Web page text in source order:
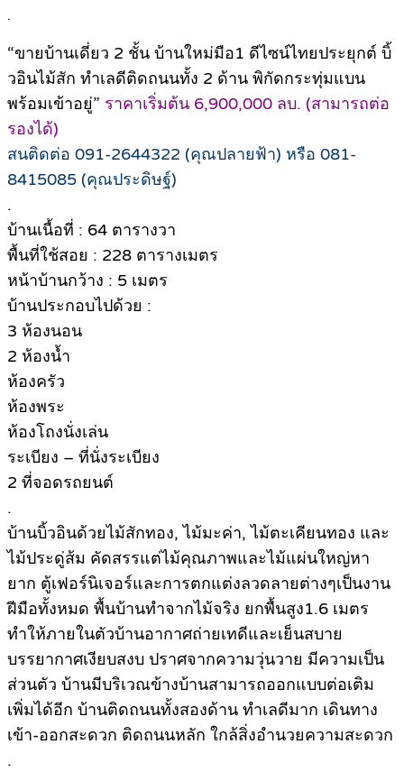
.
“ขายบ้านเดี่ยว 2 ชั้น บ้านใหม่มือ1 ดีไซน์ไทยประยุกต์ บิ้
วอินไม้สัก ทำเลดีติดถนนทั้ง 2 ด้าน พิกัดกระทุ่มแบน
พร้อมเข้าอยู่” ราคาเริ่มต้น 6,900,000 ลบ. (สามารถต่อ
รองได้)
สนติดต่อ 091-2644322 (คุณปลายฟ้า) หรือ 081-
8415085 (คุณประดิษฐ์)
.
บ้านเนื้อที่ : 64 ตารางวา
พื้นที่ใช้สอย : 228 ตารางเมตร
หน้าบ้านกว้าง : 5 เมตร
บ้านประกอบไปด้วย :
3 ห้องนอน
2 ห้องน้ำ
ห้องครัว
ห้องพระ
ห้องโถงนั่งเล่น
ระเบียง – ที่นั่งระเบียง
2 ที่จอดรถยนต์
.
บ้านบิ้วอินด้วยไม้สักทอง, ไม้มะค่า, ไม้ตะเคียนทอง และ
ไม้ประดู่ส้ม คัดสรรแต่ไม้คุณภาพและไม้แผ่นใหญ่หา
ยาก ตู้เฟอร์นิเจอร์และการตกแต่งลวดลายต่างๆเป็นงาน
ฝีมือทั้งหมด พื้นบ้านทำจากไม้จริง ยกพื้นสูง1.6 เมตร
ทำให้ภายในตัวบ้านอากาศถ่ายเทดีและเย็นสบาย
บรรยากาศเงียบสงบ ปราศจากความวุ่นวาย มีความเป็น
ส่วนตัว บ้านมีบริเวณข้างบ้านสามารถออกแบบต่อเติม
เพิ่มได้อีก บ้านติดถนนทั้งสองด้าน ทำเลดีมาก เดินทาง
เข้า-ออกสะดวก ติดถนนหลัก ใกล้สิ่งอำนวยความสะดวก
.